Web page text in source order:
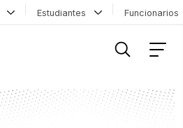
Estudiantes